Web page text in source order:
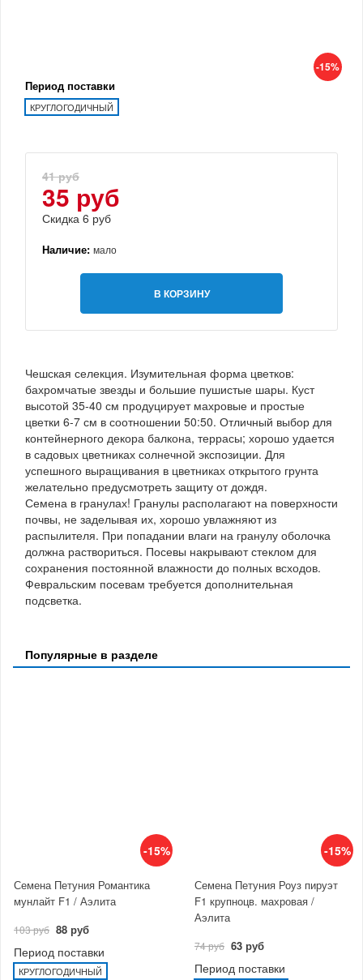
-15%
Период поставки
КРУГЛОГОДИЧНЫЙ
41 руб
35 руб
Скидка 6 руб
Наличие: мало
В КОРЗИНУ
Чешская селекция. Изумительная форма цветков:
бахромчатые звезды и большие пушистые шары. Куст
высотой 35-40 см продуцирует махровые и простые
цветки 6-7 см в соотношении 50:50. Отличный выбор для
контейнерного декора балкона, террасы; хорошо удается
в садовых цветниках солнечной экспозиции. Для
успешного выращивания в цветниках открытого грунта
желательно предусмотреть защиту от дождя.
Семена в гранулах! Гранулы располагают на поверхности
почвы, не заделывая их, хорошо увлажняют из
распылителя. При попадании влаги на гранулу оболочка
должна раствориться. Посевы накрывают стеклом для
сохранения постоянной влажности до полных всходов.
Февральским посевам требуется дополнительная
подсветка.
Популярные в разделе
-15%
Семена Петуния Романтика
мунлайт F1 / Аэлита
103 руб 88 руб
Период поставки
КРУГЛОГОДИЧНЫЙ
-15%
Семена Петуния Роуз пируэт
F1 крупноцв. махровая /
Аэлита
74 руб 63 руб
Период поставки